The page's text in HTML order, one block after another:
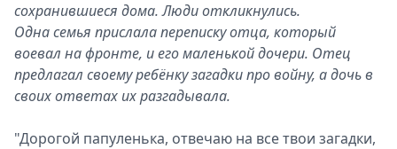
сохранившиеся дома. Люди откликнулись.
Одна семья прислала переписку отца, который
воевал на фронте, и его маленькой дочери. Отец
предлагал своему ребёнку загадки про войну, а дочь в
своих ответах их разгадывала.
"Дорогой папуленька, отвечаю на все твои загадки,